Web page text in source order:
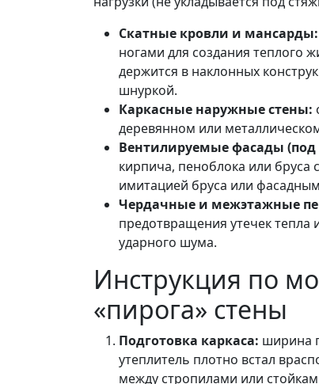
Скатные кровли и мансарды:
ногами для создания теплого
держится в наклонных
шнуркой.
Каркасные наружные стены:
деревянном или
Вентилируемые фасады (под
кирпича, пеноблока или
имитацией бруса или
Чердачные и межэтажные
предотвращения утечек
ударного шума.
Инструкция по
«пирога» стены
Подготовка каркаса: ширина
утеплитель плотно встал
между стропилами или